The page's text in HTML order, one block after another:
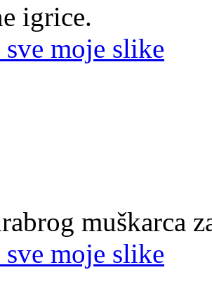
igrice.
moje slike
muškarca
moje slike